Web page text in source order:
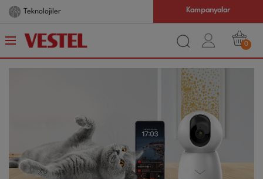
Teknolojiler Kampanyalar
0